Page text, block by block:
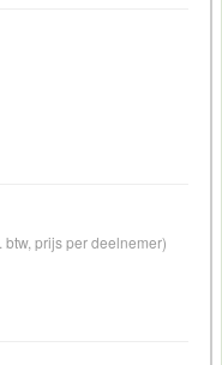
btw, prijs per deelnemer)